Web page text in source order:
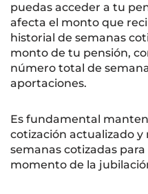
puedas acceder a tu
afecta el monto que
historial de semanas
monto de tu pensión,
número total de
aportaciones.
Es fundamental
cotización actualizado
semanas cotizadas
momento de la